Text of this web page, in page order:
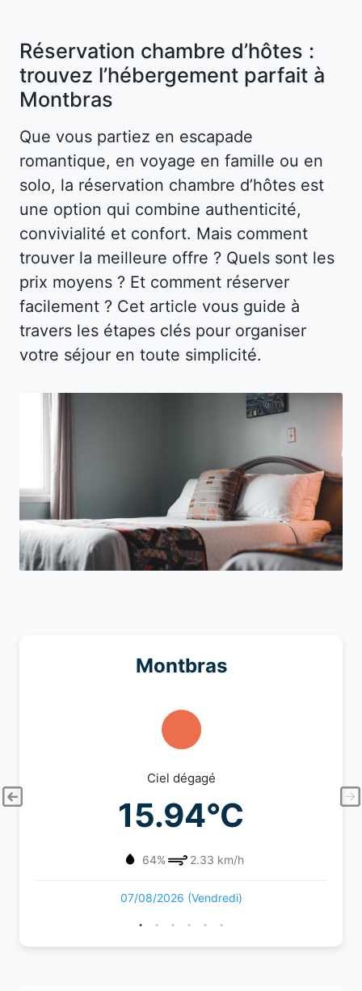
Réservation chambre d’hôtes :
trouvez l’hébergement parfait à
Montbras
Que vous partiez en escapade
romantique, en voyage en famille ou en
solo, la réservation chambre d’hôtes est
une option qui combine authenticité,
convivialité et confort. Mais comment
trouver la meilleure offre ? Quels sont les
prix moyens ? Et comment réserver
facilement ? Cet article vous guide à
travers les étapes clés pour organiser
votre séjour en toute simplicité.
Montbras
Ciel dégagé
15.94°C
64% 2.33 km/h
07/08/2026 (Vendredi)